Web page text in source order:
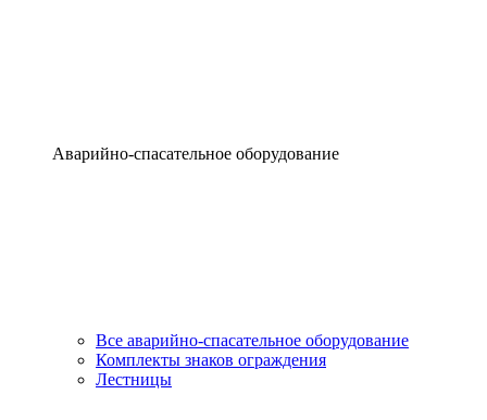
Аварийно-спасательное оборудование
Все аварийно-спасательное оборудование
Комплекты знаков ограждения
Лестницы